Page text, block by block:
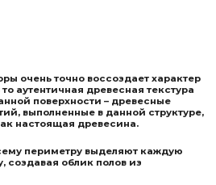
очень точно воссоздает характер
аутентичная древесная текстура
поверхности – древесные
выполненные в данной структуре,
настоящая древесина.
периметру выделяют каждую
создавая облик полов из